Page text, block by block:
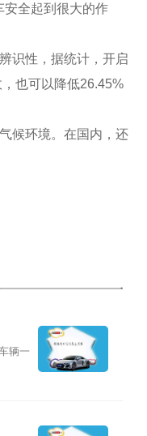
安全起到很大的作
识性，据统计，开启
也可以降低26.45%
候环境。在国内，还
辆一